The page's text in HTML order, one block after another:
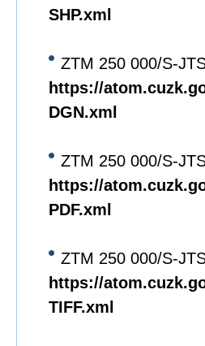
SHP.xml
ZTM 250 000/S-
https://
DGN.xml
ZTM 250 000/S-
https://
PDF.xml
ZTM 250 000/S-
https://
TIFF.xml